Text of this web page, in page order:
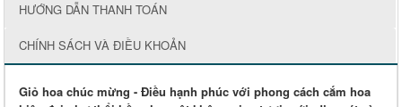
HƯỚNG DẪN THANH TOÁN
CHÍNH SÁCH VÀ ĐIỀU KHOẢN
Giỏ hoa chúc mừng - Điều hạnh phúc với phong cách cắm hoa